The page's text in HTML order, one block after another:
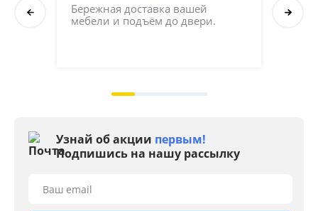
Бережная доставка вашей
мебели и подъём до двери.
Узнай об акции первым!
Подпишись на нашу рассылку
Ваш email